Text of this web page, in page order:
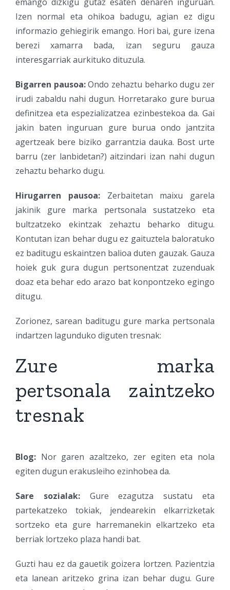
Izen normal eta ohikoa badugu, agian ez digu
informazio gehiegirik emango. Hori bai, gure izena
berezi xamarra bada, izan seguru gauza
interesgarriak aurkituko dituzula.
Bigarren pausoa:Ondo zehaztu beharko dugu zer
irudi zabaldu nahi dugun. Horretarako gure burua
definitzea eta espezializatzea ezinbestekoa da. Gai
jakin baten inguruan gure burua ondo jantzita
agertzeak bere biziko garrantzia dauka. Bost urte
barru (zer lanbidetan?) aitzindari izan nahi dugun
zehaztu beharko dugu.
Hirugarren pausoa: Zerbaitetan maixu garela
jakinik gure marka pertsonala sustatzeko eta
bultzatzeko ekintzak zehaztu beharko ditugu.
Kontutan izan behar dugu ez gaituztela baloratuko
ez baditugu eskaintzen balioa duten gauzak. Gauza
hoiek guk gura dugun pertsonentzat zuzenduak
doaz eta behar edo arazo bat konpontzeko egingo
ditugu.
Zorionez, sarean baditugu gure marka pertsonala
indartzen lagunduko diguten tresnak:
Zure marka
pertsonala zaintzeko
tresnak
Blog: Nor garen azaltzeko, zer egiten eta nola
egiten dugun erakusleiho ezinhobea da.
Sare sozialak: Gure ezagutza sustatu eta
partekatzeko tokiak, jendearekin elkarrizketak
sortzeko eta gure harremanekin elkartzeko eta
berriak lortzeko plaza handi bat.
Guzti hau ez da gauetik goizera lortzen. Pazientzia
eta lanean aritzeko grina izan behar dugu. Gure